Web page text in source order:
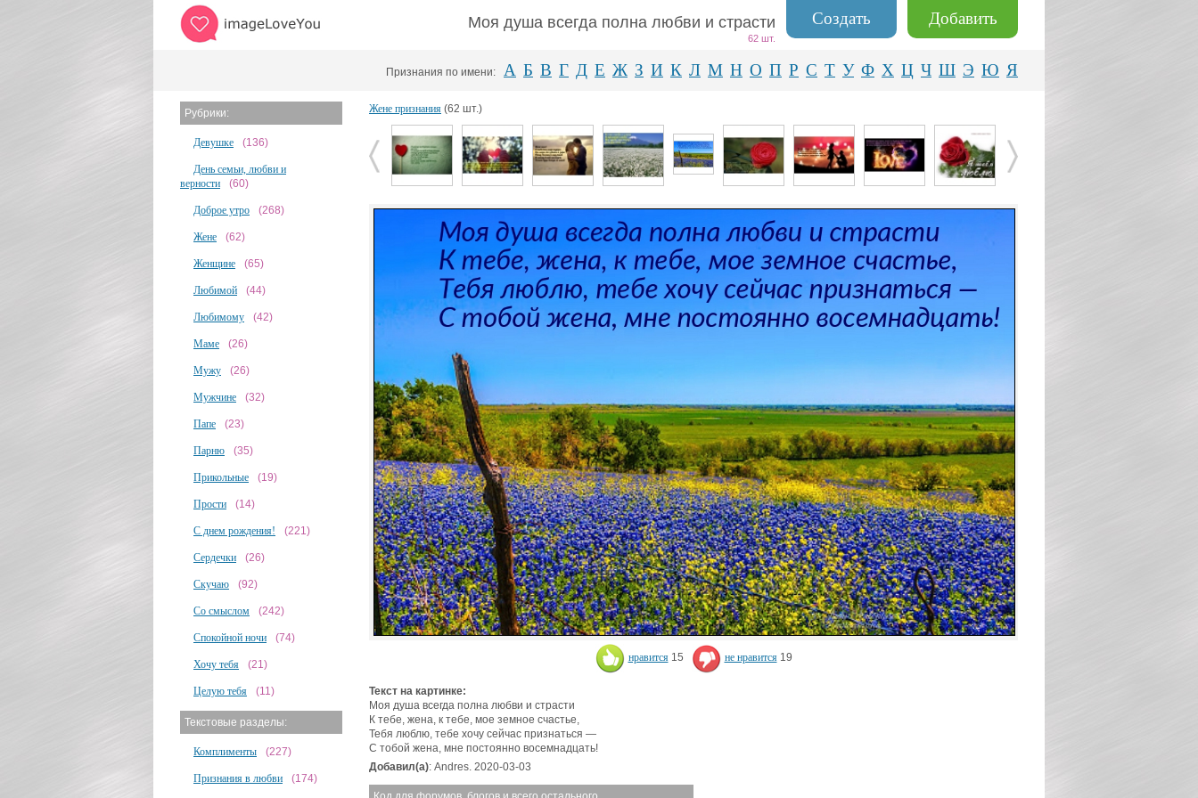
Добавить
Создать
Моя душа всегда полна любви и страсти
62 шт.
Признания по имени: А Б В Г Д Е Ж З И К Л М Н О П Р С Т У Ф Х Ц Ч Ш Э Ю Я
Рубрики:
Девушке (136)
День семьи, любви и
верности
(60)
Доброе утро (268)
Жене (62)
Женщине (65)
Любимой (44)
Любимому (42)
Маме (26)
Мужу (26)
Мужчине (32)
Папе (23)
Парню (35)
Прикольные (19)
Прости (14)
С днем рождения! (221)
Сердечки (26)
Скучаю (92)
Со смыслом (242)
Спокойной ночи (74)
Хочу тебя (21)
Целую тебя (11)
Текстовые разделы:
Комплименты (227)
Признания в любви (174)
Жене признания (62 шт.)
нравится 15 не нравится 19
Текст на картинке:
Моя душа всегда полна любви и страсти
К тебе, жена, к тебе, мое земное счастье,
Тебя люблю, тебе хочу сейчас признаться —
С тобой жена, мне постоянно восемнадцать!
Добавил(а): Andres. 2020-03-03